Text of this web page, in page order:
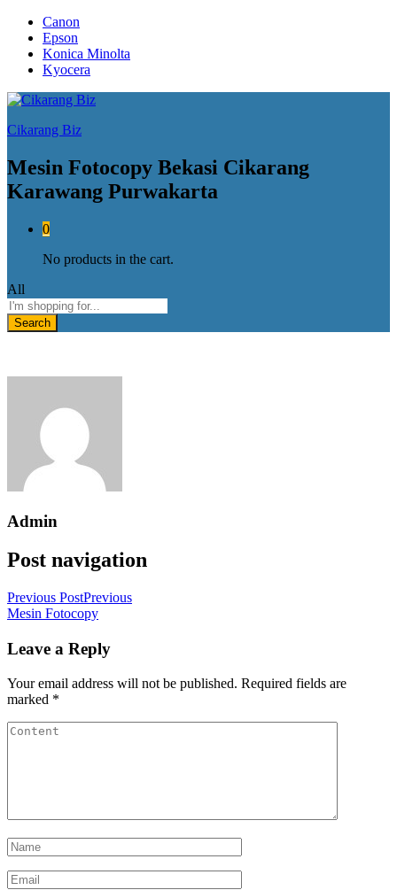
Canon
Epson
Konica Minolta
Kyocera
Cikarang Biz
Mesin Fotocopy Bekasi Cikarang
Karawang Purwakarta
0
No products in the cart.
All
Search
Admin
Post navigation
Previous PostPrevious
Mesin Fotocopy
Leave a Reply
Your email address will not be published. Required fields are
marked *